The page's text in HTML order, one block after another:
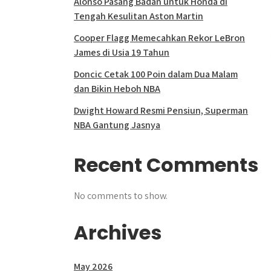
Tengah Kesulitan Aston Martin
Cooper Flagg Memecahkan Rekor LeBron
James di Usia 19 Tahun
Doncic Cetak 100 Poin dalam Dua Malam
dan Bikin Heboh NBA
Dwight Howard Resmi Pensiun, Superman
NBA Gantung Jasnya
Recent Comments
No comments to show.
Archives
May 2026